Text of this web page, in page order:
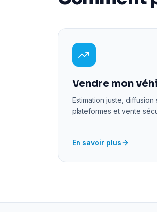
Vendre mon
Estimation juste, diffusion
plateformes et vente
En savoir plus